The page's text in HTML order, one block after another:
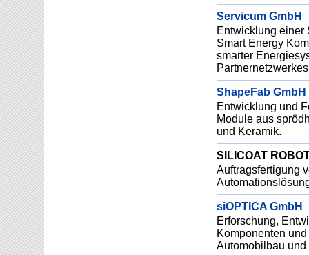
Servicum GmbH
Entwicklung einer
Smart Energy
smarter
ShapeFab
Entwicklung und
Module aus
und Keramik.
SILICOAT
Auftragsfertigung
siOPTICA GmbH
Erforschung,
Komponenten
Automobilbau